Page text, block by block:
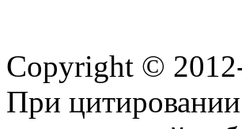
Copyright ©
При